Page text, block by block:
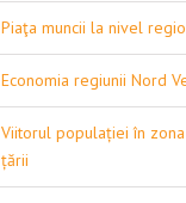
Piaţa muncii la nivel
Economia regiunii Nord
Viitorul populației în
țării